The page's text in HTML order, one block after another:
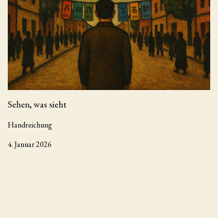
Sehen, was sieht
Handreichung
4. Januar 2026